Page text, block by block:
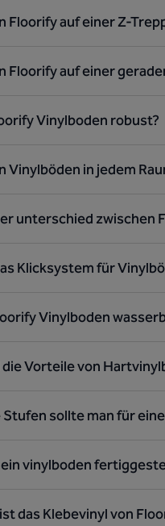
Floorify auf einer Z-
Floorify auf einer
Vinylboden robust?
Vinylböden in jedem
unterschied zwischen
Klicksystem für
Vinylboden
die Vorteile von
Stufen sollte man für
vinylboden
das Klebevinyl von